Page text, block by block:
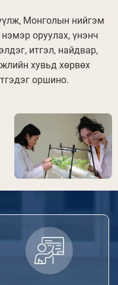
Монголын нийгэм
оруулах, үнэнч
итгэл, найдвар,
хувьд хөрвөх
оршино.